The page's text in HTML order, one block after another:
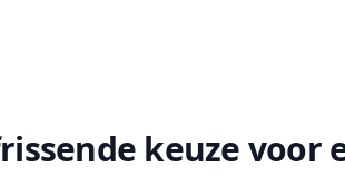
keuze voor